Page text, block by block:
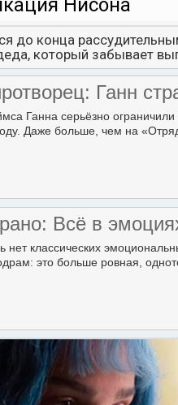
Нисона
до конца
который забывает
Ганн
Ганна серьёзно
Даже больше, чем на
Всё в
нет классических
это больше ровная,